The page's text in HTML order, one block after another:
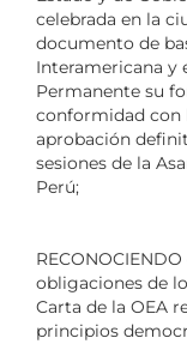
celebrada en la
documento de
Interamericana y
Permanente su
conformidad con
aprobación
sesiones de la
Perú;
obligaciones de
Carta de la OEA
principios